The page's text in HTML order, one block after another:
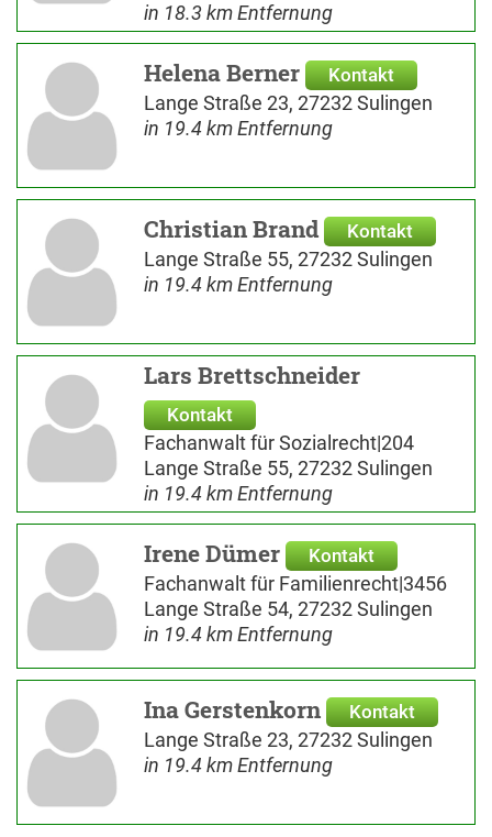
in 18.3 km Entfernung
Helena Berner Kontakt
Lange Straße 23, 27232 Sulingen
in 19.4 km Entfernung
Christian Brand Kontakt
Lange Straße 55, 27232 Sulingen
in 19.4 km Entfernung
Lars Brettschneider
Kontakt
Fachanwalt für Sozialrecht|204
Lange Straße 55, 27232 Sulingen
in 19.4 km Entfernung
Irene Dümer Kontakt
Fachanwalt für Familienrecht|3456
Lange Straße 54, 27232 Sulingen
in 19.4 km Entfernung
Ina Gerstenkorn Kontakt
Lange Straße 23, 27232 Sulingen
in 19.4 km Entfernung